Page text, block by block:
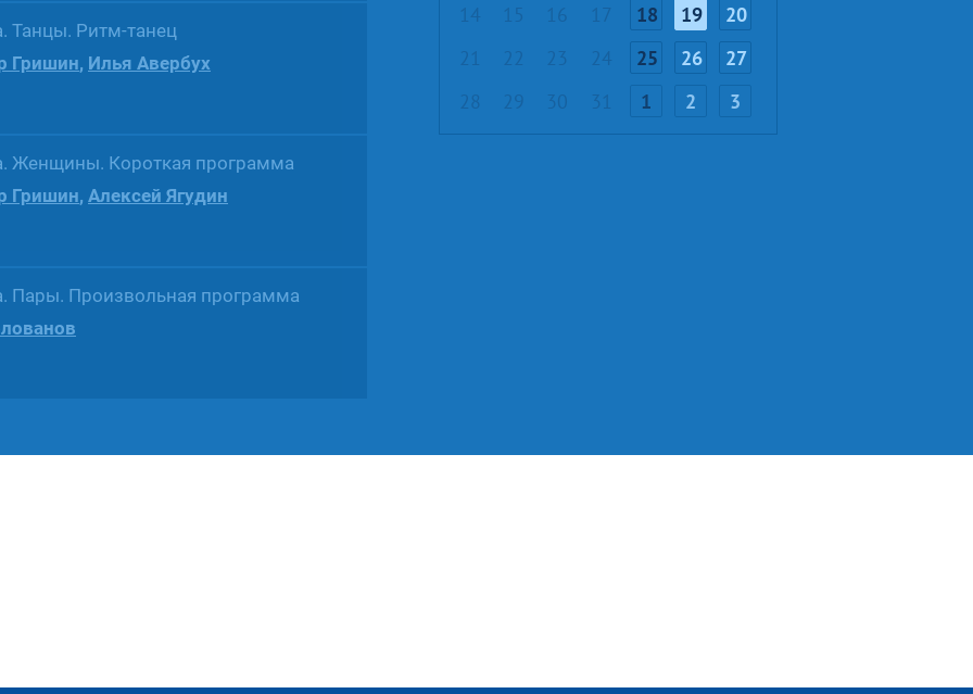
Танцы. Ритм-танец
Гришин, Илья Авербух
Женщины. Короткая программа
Гришин, Алексей Ягудин
Пары. Произвольная программа
14
15 16 17 18 19
20
21
22 23 24 25 26
27
28
29 30 31 1 2 3